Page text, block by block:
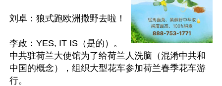
刘卓：狼式跑欧洲撒野去啦！
李政：YES, IT IS（是的）。
中共驻荷兰大使馆为了给荷兰人洗脑（混淆中共和
中国的概念），组织大型花车参加荷兰春季花车游
行。